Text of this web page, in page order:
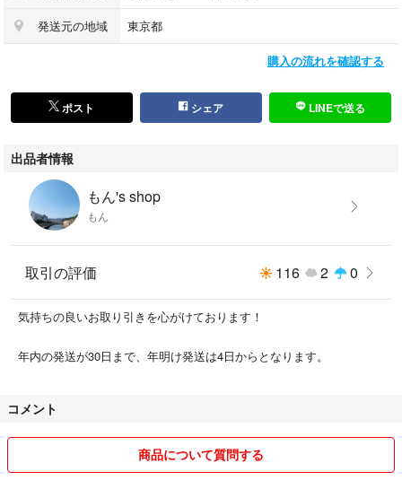
発送元の地域 東京都
購入の流れを確認する
ポスト シェア LINEで送る
出品者情報
もん's shop
もん
取引の評価 116 2 0
気持ちの良いお取り引きを心がけております！
年内の発送が30日まで、年明け発送は4日からとなります。
コメント
商品について質問する